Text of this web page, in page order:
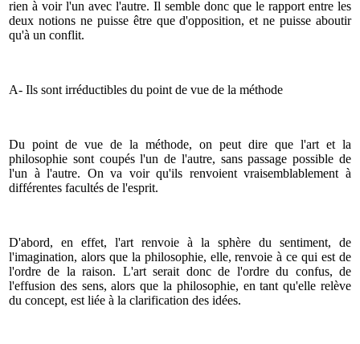
rien à voir l'un avec l'autre. Il semble donc que le rapport entre les
deux notions ne puisse être que d'opposition, et ne puisse aboutir
qu'à un conflit.
A- Ils sont irréductibles du point de vue de la méthode
Du point de vue de la méthode, on peut dire que l'art et la
philosophie sont coupés l'un de l'autre, sans passage possible de
l'un à l'autre. On va voir qu'ils renvoient vraisemblablement à
différentes facultés de l'esprit.
D'abord, en effet, l'art renvoie à la sphère du sentiment, de
l'imagination, alors que la philosophie, elle, renvoie à ce qui est de
l'ordre de la raison. L'art serait donc de l'ordre du confus, de
l'effusion des sens, alors que la philosophie, en tant qu'elle relève
du concept, est liée à la clarification des idées.